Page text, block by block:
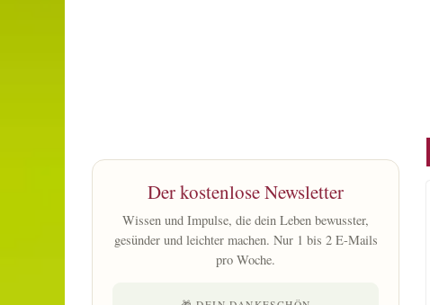
Der kostenlose Newsletter
Wissen und Impulse, die dein Leben bewusster,
gesünder und leichter machen. Nur 1 bis 2 E-Mails
pro Woche.